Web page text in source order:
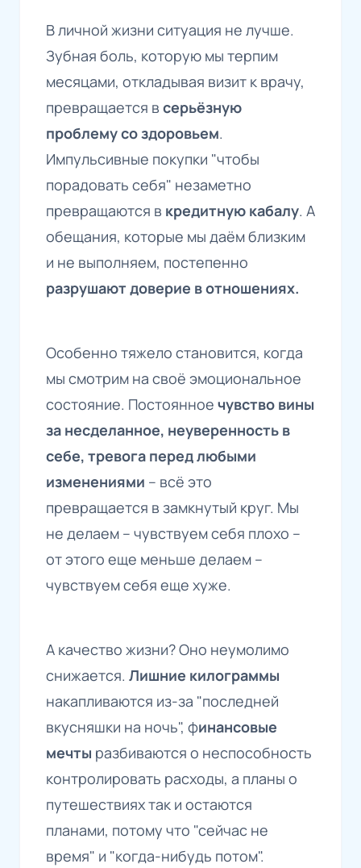
В личной жизни ситуация не лучше.
Зубная боль, которую мы терпим
месяцами, откладывая визит к врачу,
превращается в серьёзную
проблему со здоровьем.
Импульсивные покупки "чтобы
порадовать себя" незаметно
превращаются в кредитную кабалу. А
обещания, которые мы даём близким
и не выполняем, постепенно
разрушают доверие в отношениях.
Особенно тяжело становится, когда
мы смотрим на своё эмоциональное
состояние. Постоянное чувство вины
за несделанное, неуверенность в
себе, тревога перед любыми
изменениями – всё это
превращается в замкнутый круг. Мы
не делаем – чувствуем себя плохо –
от этого еще меньше делаем –
чувствуем себя еще хуже.
А качество жизни? Оно неумолимо
снижается. Лишние килограммы
накапливаются из-за "последней
вкусняшки на ночь", финансовые
мечты разбиваются о неспособность
контролировать расходы, а планы о
путешествиях так и остаются
планами, потому что "сейчас не
время" и "когда-нибудь потом".